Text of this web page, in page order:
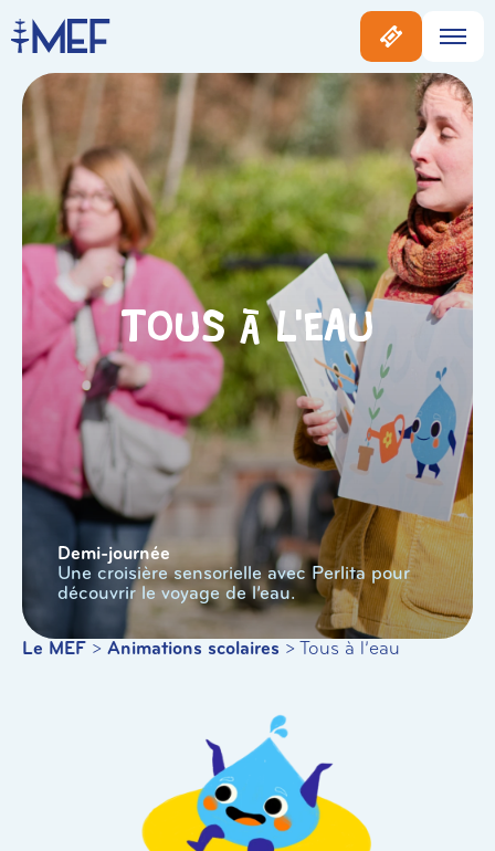
Tous à l’eau
Demi-journée
Une croisière sensorielle avec Perlita pour
découvrir le voyage de l’eau.
Le MEF > Animations scolaires > Tous à l’eau